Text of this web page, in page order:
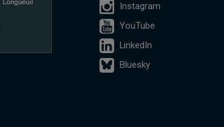
Instagram
YouTube
LinkedIn
Bluesky